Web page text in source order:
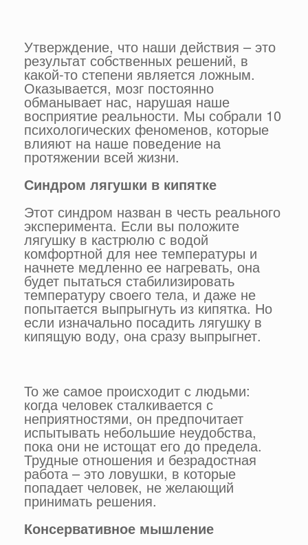
Утверждение, что наши действия – это
результат собственных решений, в
какой-то степени является ложным.
Оказывается, мозг постоянно
обманывает нас, нарушая наше
восприятие реальности. Мы собрали 10
психологических феноменов, которые
влияют на наше поведение на
протяжении всей жизни.
Синдром лягушки в кипятке
Этот синдром назван в честь реального
эксперимента. Если вы положите
лягушку в кастрюлю с водой
комфортной для нее температуры и
начнете медленно ее нагревать, она
будет пытаться стабилизировать
температуру своего тела, и даже не
попытается выпрыгнуть из кипятка. Но
если изначально посадить лягушку в
кипящую воду, она сразу выпрыгнет.
То же самое происходит с людьми:
когда человек сталкивается с
неприятностями, он предпочитает
испытывать небольшие неудобства,
пока они не истощат его до предела.
Трудные отношения и безрадостная
работа – это ловушки, в которые
попадает человек, не желающий
принимать решения.
Консервативное мышление